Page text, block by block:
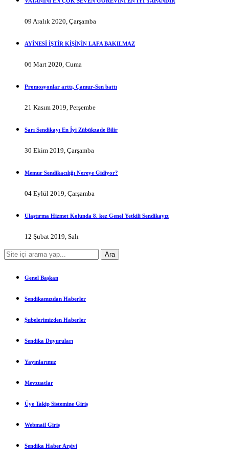
09 Aralık 2020, Çarşamba
AYİNESİ İŞTİR KİŞİNİN LAFA BAKILMAZ
06 Mart 2020, Cuma
Promosyonlar arttı, Çamur-Sen battı
21 Kasım 2019, Perşembe
Sarı Sendikayı En İyi Zübükzade Bilir
30 Ekim 2019, Çarşamba
Memur Sendikacılığı Nereye Gidiyor?
04 Eylül 2019, Çarşamba
Ulaştırma Hizmet Kolunda 8. kez Genel Yetkili Sendikayız
12 Şubat 2019, Salı
Genel Başkan
Sendikamızdan Haberler
Şubelerimizden Haberler
Sendika Duyuruları
Yayınlarımız
Mevzuatlar
Üye Takip Sistemine Giriş
Webmail Giriş
Sendika Haber Arşivi